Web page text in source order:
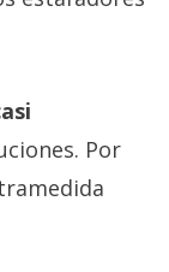
Por